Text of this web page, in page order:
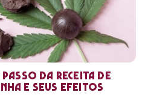
da receita de
e seus efeitos